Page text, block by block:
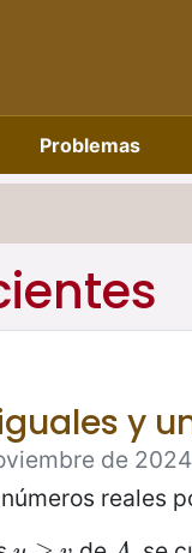
Problemas
y
de
reales